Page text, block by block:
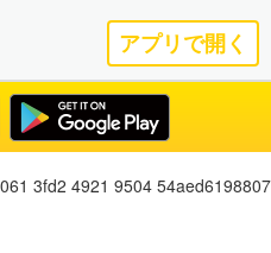
アプリで開く